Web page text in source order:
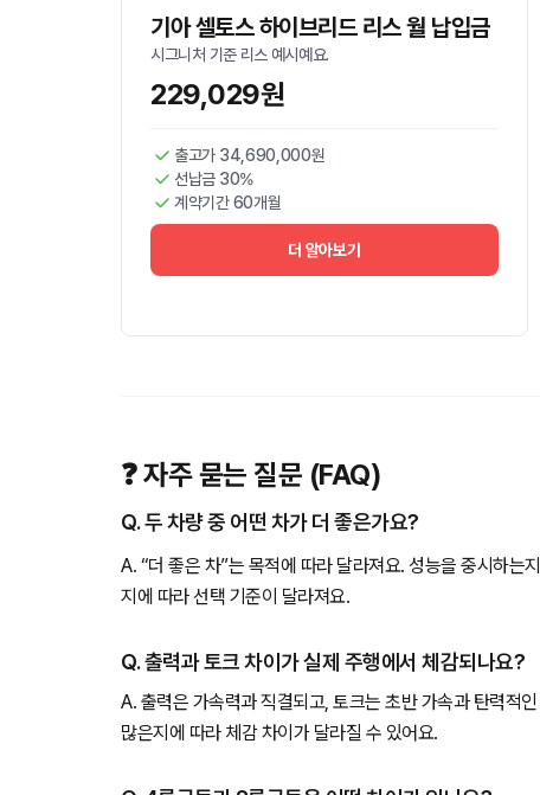
기아 셀토스 하이브리드 리스 월 납입금
시그니처 기준 리스 예시예요.
229,029원
출고가 34,690,000원
선납금 30%
계약기간 60개월
더 알아보기
❓ 자주 묻는 질문 (FAQ)
Q. 두 차량 중 어떤 차가 더 좋은가요?
A. “더 좋은 차”는 목적에 따라 달라져요. 성능을 중시하는
지에 따라 선택 기준이 달라져요.
Q. 출력과 토크 차이가 실제 주행에서 체감되나요?
A. 출력은 가속력과 직결되고, 토크는 초반 가속과 탄력적
많은지에 따라 체감 차이가 달라질 수 있어요.